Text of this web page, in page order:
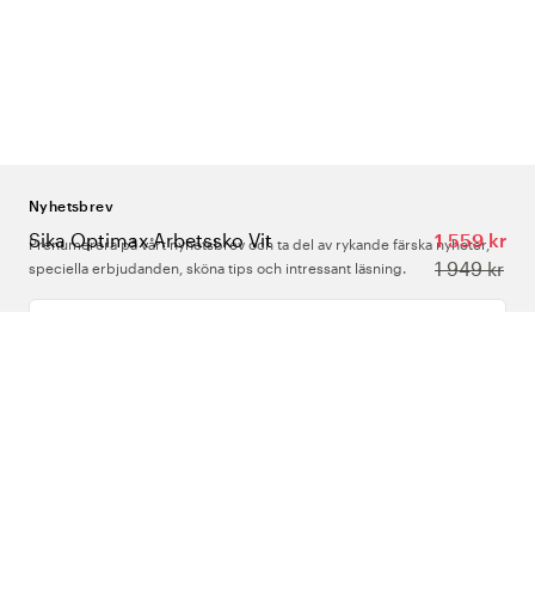
Sika Optimax Arbetssko Vit
1 559 kr
1 949 kr
Nyhetsbrev
Prenumerera på vårt nyhetsbrev och ta del av rykande färska nyheter,
speciella erbjudanden, sköna tips och intressant läsning.
Ange din e-postadress